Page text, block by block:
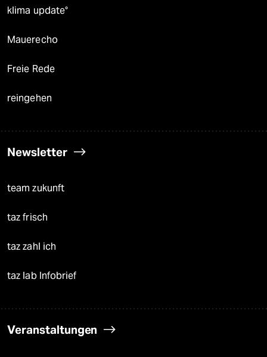
klima update°
Mauerecho
Freie Rede
reingehen
Newsletter
team zukunft
taz frisch
taz zahl ich
taz lab Infobrief
Veranstaltungen